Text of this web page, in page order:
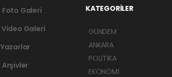
Foto Galeri
Video Galeri
Yazarlar
Arşivler
KATEGORİLER
GÜNDEM
ANKARA
POLİTİKA
EKONOMİ